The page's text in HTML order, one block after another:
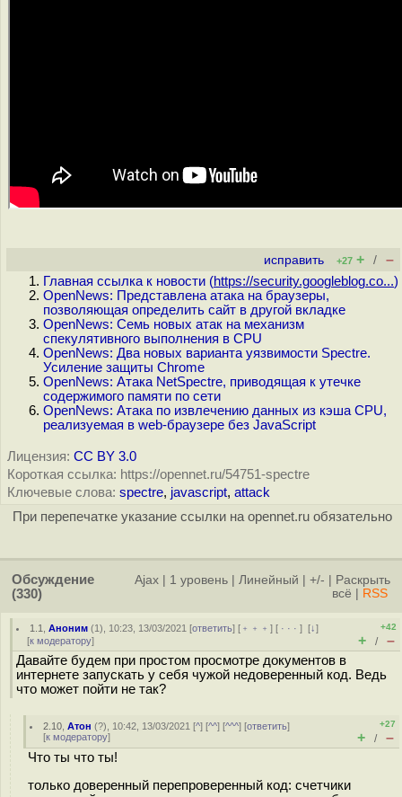
исправить +27 + / –
Главная ссылка к новости (https://security.googleblog.co...)
OpenNews: Представлена атака на браузеры,
позволяющая определить сайт в другой вкладке
OpenNews: Семь новых атак на механизм
спекулятивного выполнения в CPU
OpenNews: Два новых варианта уязвимости Spectre.
Усиление защиты Chrome
OpenNews: Атака NetSpectre, приводящая к утечке
содержимого памяти по сети
OpenNews: Атака по извлечению данных из кэша CPU,
реализуемая в web-браузере без JavaScript
Лицензия: CC BY 3.0
Короткая ссылка: https://opennet.ru/54751-spectre
Ключевые слова: spectre, javascript, attack
При перепечатке указание ссылки на opennet.ru обязательно
Обсуждение
(330)
Ajax 1 уровень Линейный +/-
Раскрыть
всё
RSS
1.1 ,Аноним (1), 10:23, 13/03/2021 [ответить] [ ﹢﹢﹢] [ · · ·][↓]
[к модератору]
+42
+ / –
Давайте будем при простом просмотре документов в
интернете запускать у себя чужой недоверенный код. Ведь
что может пойти не так?
2.10 ,Атон (?), 10:42, 13/03/2021 [^] [^^] [^^^] [ответить]
[к модератору]
+27
+ / –
Что ты что ты!
только доверенный перепроверенный код: счетчики